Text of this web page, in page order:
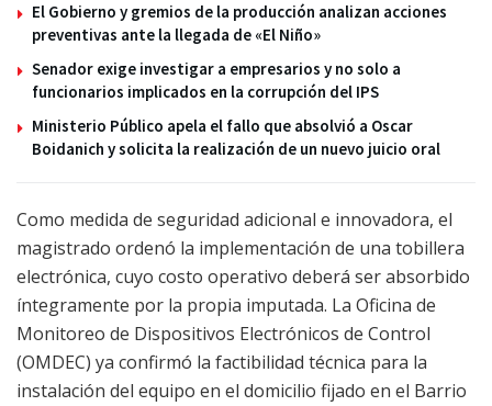
El Gobierno y gremios de la producción analizan acciones
preventivas ante la llegada de «El Niño»
Senador exige investigar a empresarios y no solo a
funcionarios implicados en la corrupción del IPS
Ministerio Público apela el fallo que absolvió a Oscar
Boidanich y solicita la realización de un nuevo juicio oral
Como medida de seguridad adicional e innovadora, el
magistrado ordenó la implementación de una tobillera
electrónica, cuyo costo operativo deberá ser absorbido
íntegramente por la propia imputada. La Oficina de
Monitoreo de Dispositivos Electrónicos de Control
(OMDEC) ya confirmó la factibilidad técnica para la
instalación del equipo en el domicilio fijado en el Barrio